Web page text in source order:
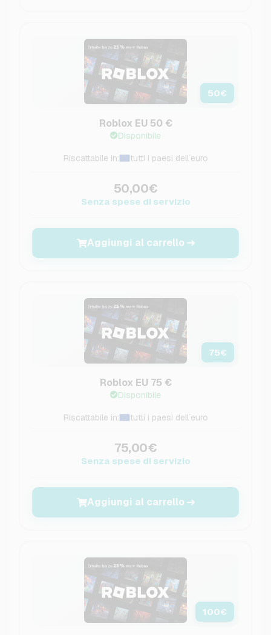
50€
Roblox EU 50 €
Disponibile
Riscattabile in: tutti i paesi dell´euro
50,00€
Senza spese di servizio
Aggiungi al carrello
75€
Roblox EU 75 €
Disponibile
Riscattabile in: tutti i paesi dell´euro
75,00€
Senza spese di servizio
Aggiungi al carrello
100€